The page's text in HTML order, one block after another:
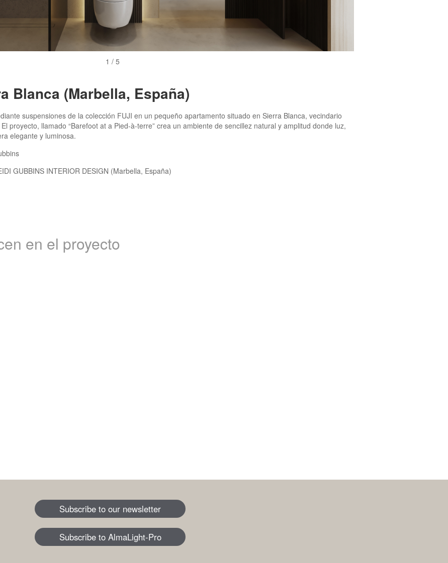
1 / 5
Blanca (Marbella, España)
suspensiones de la colección FUJI en un pequeño apartamento situado en Sierra Blanca, vecindario
proyecto, llamado “Barefoot at a Pied-à-terre” crea un ambiente de sencillez natural y amplitud donde luz,
elegante y luminosa.
GUBBINS INTERIOR DESIGN (Marbella, España)
en el proyecto
Subscribe to our newsletter
Subscribe to AlmaLight-Pro